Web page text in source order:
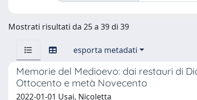
Mostrati risultati da 25 a 39 di 39
esporta metadati
Memorie del Medioevo: dai restauri di
Ottocento e metà Novecento
2022-01-01 Usai, Nicoletta